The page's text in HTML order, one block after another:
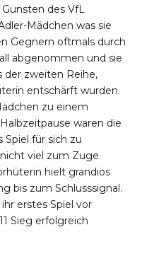
des VfL
Mädchen was sie
Gegnern oftmals durch
abgenommen und sie
der zweiten Reihe,
entschärft wurden.
zu einem
waren die
Spiel für sich zu
viel zum Zuge
hielt grandios
bis zum Schlusssignal.
erstes Spiel vor
Sieg erfolgreich